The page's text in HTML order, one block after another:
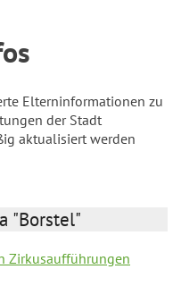
Elterninformationen zu
der Stadt
aktualisiert werden
"Borstel"
Zirkusaufführungen